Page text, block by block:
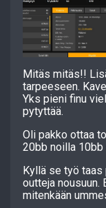
Mitäs mitäs!!
tarpeeseen.
Yks pieni finu
pytyttää.
Oli pakko ottaa
20bb noilla 10bb
Kyllä se työ taas
outteja nousuun.
mitenkään